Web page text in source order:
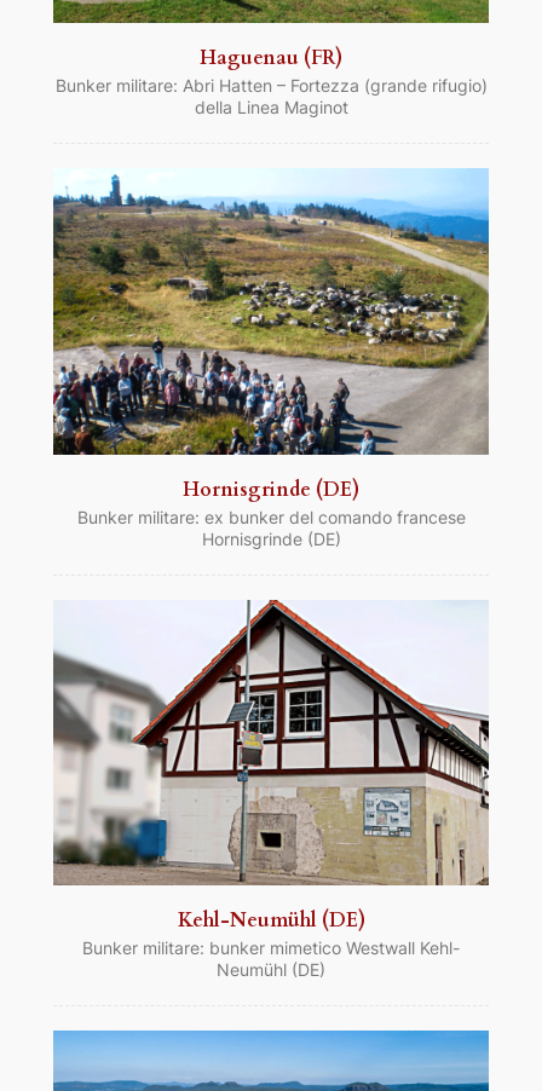
Haguenau (FR)
Bunker militare: Abri Hatten – Fortezza (grande rifugio)
della Linea Maginot
Hornisgrinde (DE)
Bunker militare: ex bunker del comando francese
Hornisgrinde (DE)
Kehl-Neumühl (DE)
Bunker militare: bunker mimetico Westwall Kehl-
Neumühl (DE)